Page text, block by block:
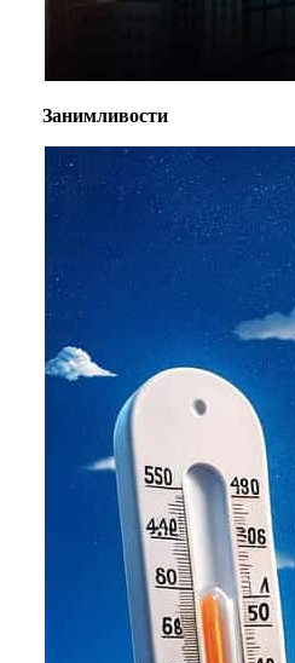
Занимливости